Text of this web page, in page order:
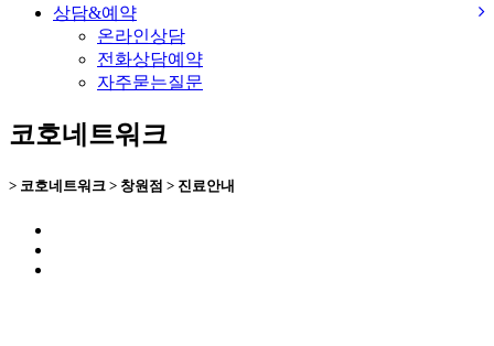
상담&예약
온라인상담
전화상담예약
자주묻는질문
코호네트워크
> 코호네트워크 > 창원점 > 진료안내